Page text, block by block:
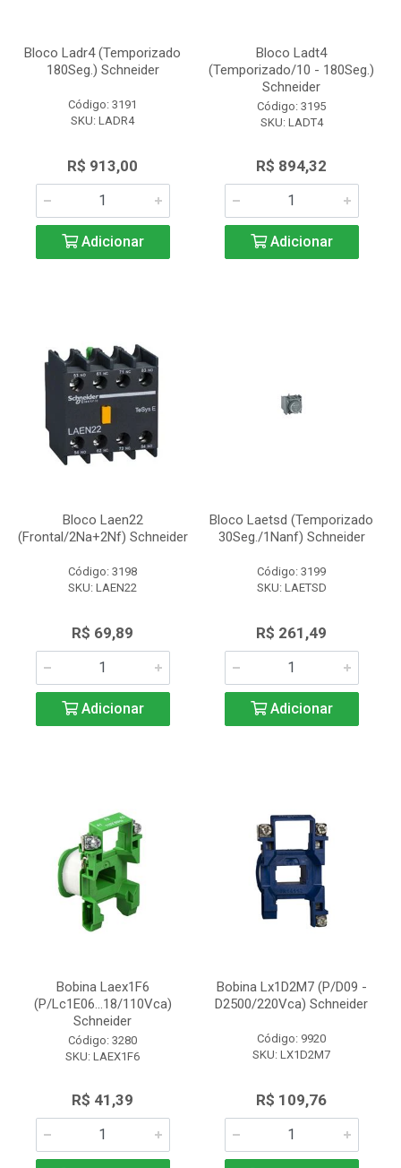
Bloco Ladr4 (Temporizado
180Seg.) Schneider
Código: 3191
SKU: LADR4
R$ 913,00
Adicionar
Bloco Ladt4
(Temporizado/10 - 180Seg.)
Schneider
Código: 3195
SKU: LADT4
R$ 894,32
Adicionar
Bloco Laen22
(Frontal/2Na+2Nf) Schneider
Código: 3198
SKU: LAEN22
R$ 69,89
Adicionar
Bloco Laetsd (Temporizado
30Seg./1Nanf) Schneider
Código: 3199
SKU: LAETSD
R$ 261,49
Adicionar
Bobina Laex1F6
(P/Lc1E06...18/110Vca)
Schneider
Código: 3280
SKU: LAEX1F6
R$ 41,39
Bobina Lx1D2M7 (P/D09 -
D2500/220Vca) Schneider
Código: 9920
SKU: LX1D2M7
R$ 109,76